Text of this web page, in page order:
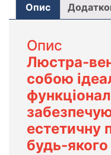
Опис
Опис
Люстра-
собою
естетичну
будь-якого